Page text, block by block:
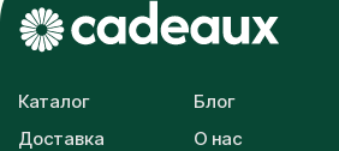
Каталог
Доставка
Блог
О нас